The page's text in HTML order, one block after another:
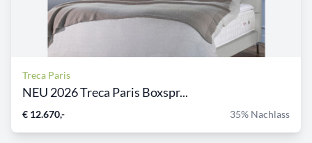
Treca Paris
NEU 2026 Treca Paris Boxspr...
€ 12.670,- 35% Nachlass